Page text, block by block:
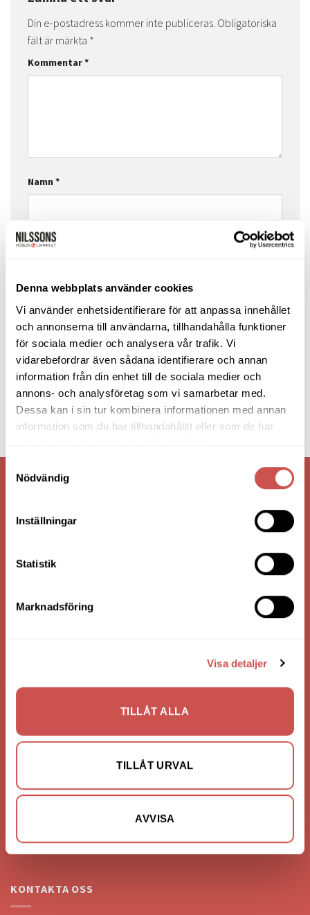
Denna webbplats använder cookies
Vi använder enhetsidentifierare för att anpassa innehållet
och annonserna till användarna, tillhandahålla funktioner
för sociala medier och analysera vår trafik. Vi
vidarebefordrar även sådana identifierare och annan
information från din enhet till de sociala medier och
annons- och analysföretag som vi samarbetar med.
Dessa kan i sin tur kombinera informationen med annan
information som du har tillhandahållit eller som de har
Nödvändig
Inställningar
Statistik
Marknadsföring
Visa detaljer
TILLÅT ALLA
TILLÅT URVAL
AVVISA
Din e-postadress kommer inte publiceras. Obligatoriska
fält är märkta *
Kommentar*
Namn*
E-postadress
Webbplats
VI ÄR: TRYGGHET - SERVICE - KVALITET
FÖRETAGSUPPGIFTER
363 44 Lammhult
Bankgiro: 275-4836
KONTAKTA OSS